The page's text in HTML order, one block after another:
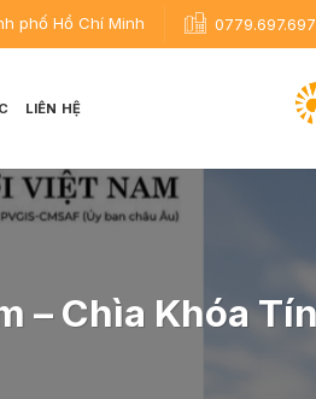
phố Hồ Chí Minh 0779.697.697
LIÊN HỆ
– Chìa Khóa